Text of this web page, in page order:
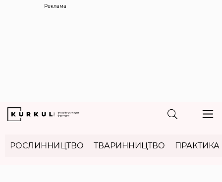
Реклама
РОСЛИННИЦТВО ТВАРИННИЦТВО ПРАКТИКА